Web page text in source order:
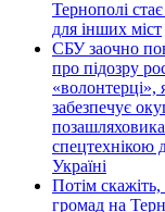
Тернополі
для інших міст
СБУ заочно
про підозру
«волонтерці»,
забезпечує
спецтехнікою
Україні
Потім
громад на